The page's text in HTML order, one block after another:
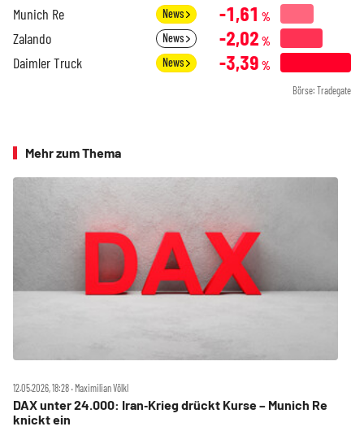
Munich Re News -1,61 %
Zalando News -2,02 %
Daimler Truck News -3,39 %
Börse: Tradegate
Mehr zum Thema
12.05.2026, 18:28 ‧ Maximilian Völkl
DAX unter 24.000: Iran‑Krieg drückt Kurse – Munich Re
knickt ein